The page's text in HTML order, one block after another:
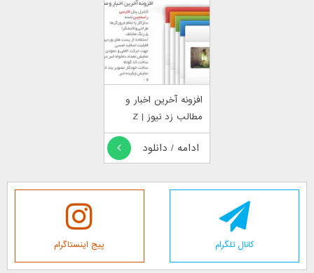
افزونه آخرین اخبار و
مطالب زد نیوز | Z
News
ادامه / دانلود
کانال تلگرام پیج اینستاگرام